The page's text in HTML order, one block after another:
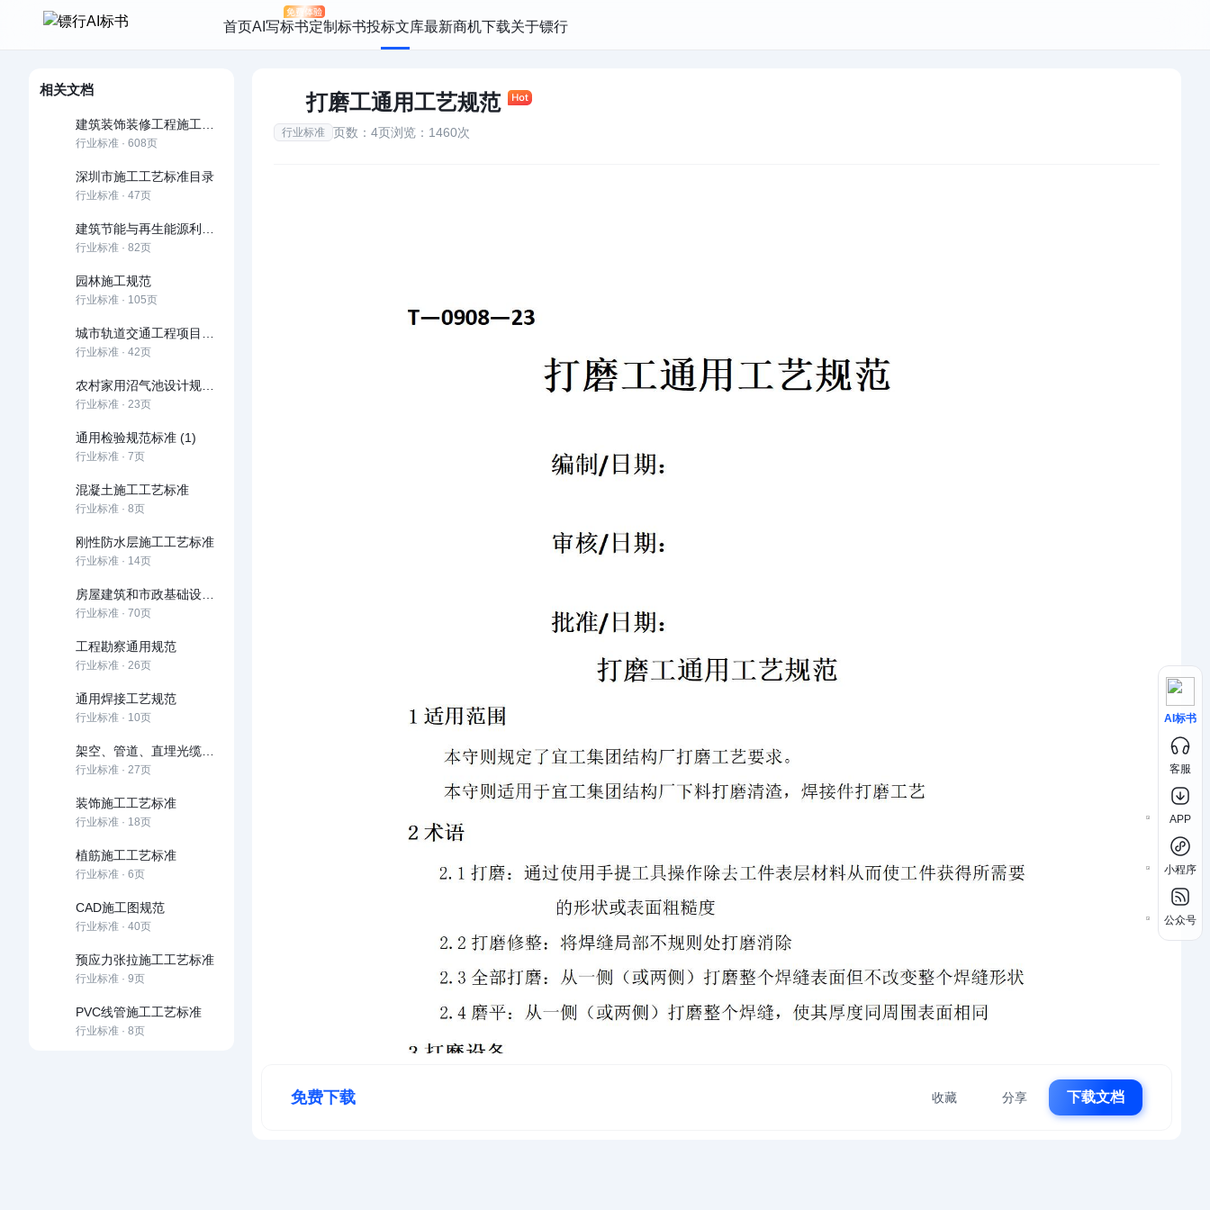
首页AI写标书定制标书投标文库最新商机下载关于镖行
相关文档
行业标准 · 608页
深圳市施工工艺标准目录
行业标准 · 47页
行业标准 · 82页
园林施工规范
行业标准 · 105页
行业标准 · 42页
行业标准 · 23页
通用检验规范标准 (1)
行业标准 · 7页
混凝土施工工艺标准
行业标准 · 8页
刚性防水层施工工艺标准
行业标准 · 14页
行业标准 · 70页
工程勘察通用规范
行业标准 · 26页
通用焊接工艺规范
行业标准 · 10页
行业标准 · 27页
装饰施工工艺标准
行业标准 · 18页
植筋施工工艺标准
行业标准 · 6页
CAD施工图规范
行业标准 · 40页
预应力张拉施工工艺标准
行业标准 · 9页
PVC线管施工工艺标准
行业标准 · 8页
打磨工通用工艺规范
行业标准 页数：4页浏览：1460次
免费下载 收藏 分享 下载文档
AI标书
客服
APP
小程序
公众号